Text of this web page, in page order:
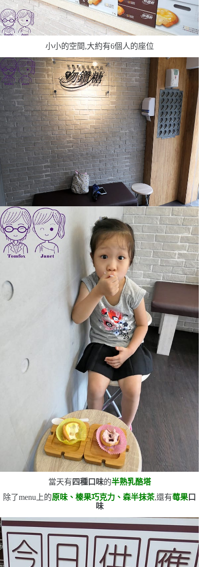
小小的空間,大約有6個人的座位
當天有 四種口味的半熟乳酪塔
除了menu 上的原味、榛果巧克力、森半抹茶,還有莓果 口
味